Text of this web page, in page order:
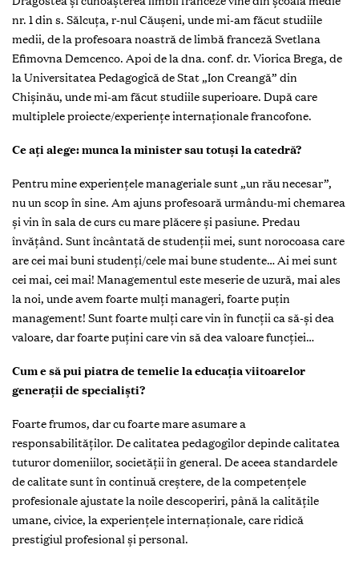
nr. 1 din s. Sălcuța, r-nul Căușeni, unde mi-am făcut studiile
medii, de la profesoara noastră de limbă franceză Svetlana
Efimovna Demcenco. Apoi de la dna. conf. dr. Viorica Brega, de
la Universitatea Pedagogică de Stat „Ion Creangă” din
Chișinău, unde mi-am făcut studiile superioare. După care
multiplele proiecte/experiențe internaționale francofone.
Ce ați alege: munca la minister sau totuși la catedră?
Pentru mine experiențele manageriale sunt „un rău necesar”,
nu un scop în sine. Am ajuns profesoară urmându-mi chemarea
și vin în sala de curs cu mare plăcere și pasiune. Predau
învățând. Sunt încântată de studenții mei, sunt norocoasa care
are cei mai buni studenți/cele mai bune studente… Ai mei sunt
cei mai, cei mai! Managementul este meserie de uzură, mai ales
la noi, unde avem foarte mulți manageri, foarte puțin
management! Sunt foarte mulți care vin în funcții ca să-și dea
valoare, dar foarte puțini care vin să dea valoare funcției…
Cum e să pui piatra de temelie la educația viitoarelor
generații de specialiști?
Foarte frumos, dar cu foarte mare asumare a
responsabilităților. De calitatea pedagogilor depinde calitatea
tuturor domeniilor, societății în general. De aceea standardele
de calitate sunt în continuă creștere, de la competențele
profesionale ajustate la noile descoperiri, până la calitățile
umane, civice, la experiențele internaționale, care ridică
prestigiul profesional și personal.